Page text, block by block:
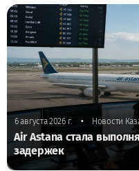
6 августа 2026 г. • Новости
Air Astana стала
задержек